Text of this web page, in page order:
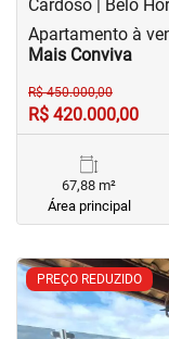
Cardoso | Belo
Apartamento à
Mais Conviva
R$ 450.000,00
R$ 420.000,00
67,88 m²
Área principal
PREÇO REDUZIDO
<<<<